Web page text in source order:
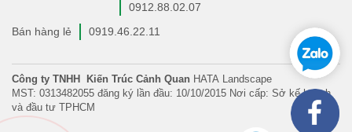
0912.88.02.07
Bán hàng lẻ
0919.46.22.11
Công ty TNHH Kiến Trúc Cảnh Quan HATA Landscape
MST: 0313482055 đăng ký lần đầu: 10/10/2015 Nơi cấp: Sở kế hoạch
và đầu tư TPHCM